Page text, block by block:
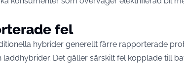
fel
hybrider generellt färre rapporterade
Det gäller särskilt fel kopplade till